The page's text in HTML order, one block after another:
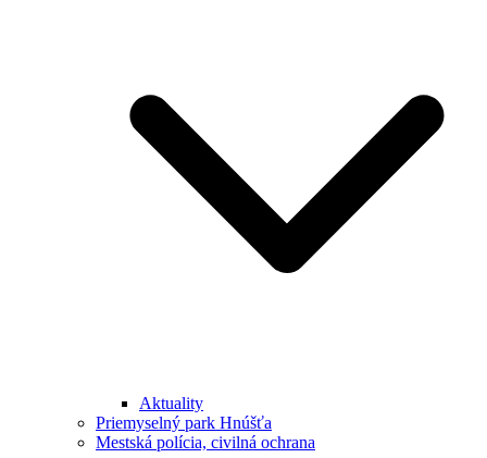
Aktuality
Priemyselný park Hnúšťa
Mestská polícia, civilná ochrana